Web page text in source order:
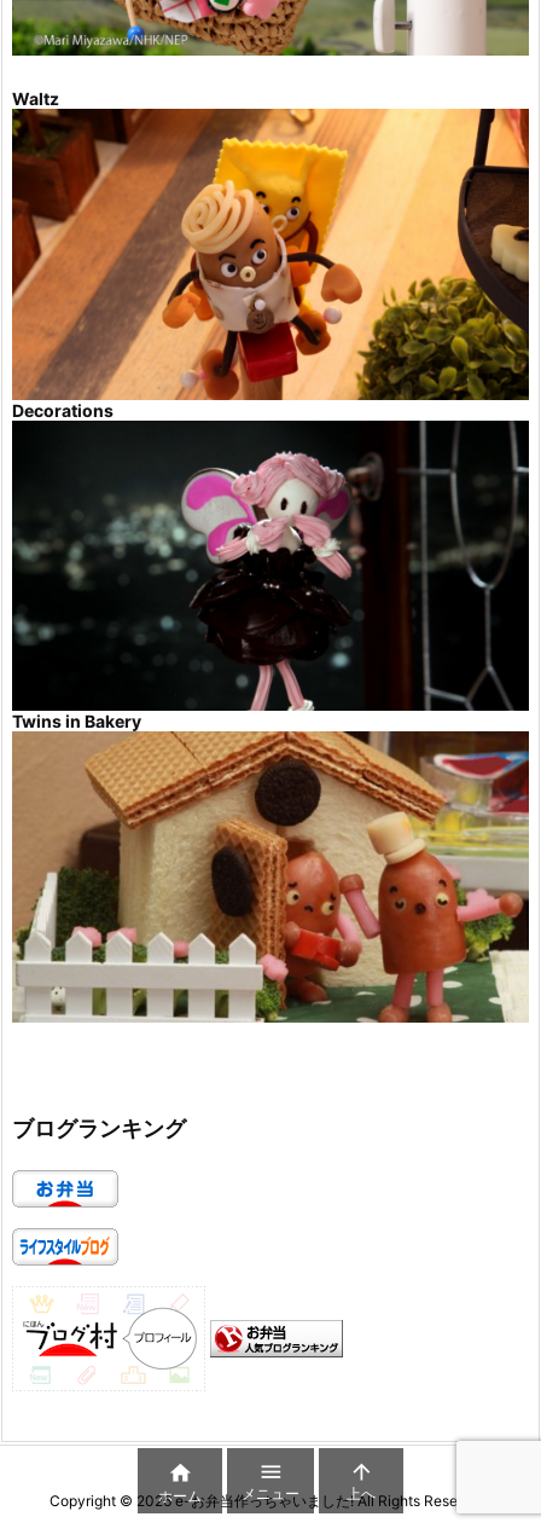
Waltz
Decorations
Twins in Bakery
ブログランキング
Copyright © 2026 e-お弁当作っちゃいました!All Rights Reserved.

ホーム

メニュー

上へ